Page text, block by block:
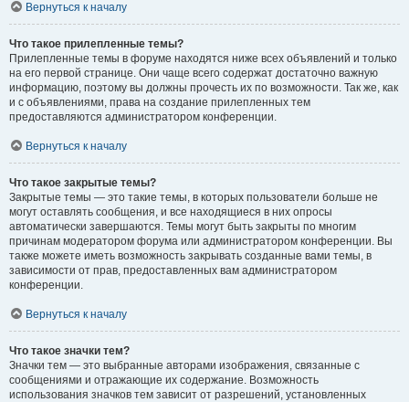
Вернуться к началу
Что такое прилепленные темы?
Прилепленные темы в форуме находятся ниже всех объявлений и только
на его первой странице. Они чаще всего содержат достаточно важную
информацию, поэтому вы должны прочесть их по возможности. Так же, как
и с объявлениями, права на создание прилепленных тем
предоставляются администратором конференции.
Вернуться к началу
Что такое закрытые темы?
Закрытые темы — это такие темы, в которых пользователи больше не
могут оставлять сообщения, и все находящиеся в них опросы
автоматически завершаются. Темы могут быть закрыты по многим
причинам модератором форума или администратором конференции. Вы
также можете иметь возможность закрывать созданные вами темы, в
зависимости от прав, предоставленных вам администратором
конференции.
Вернуться к началу
Что такое значки тем?
Значки тем — это выбранные авторами изображения, связанные с
сообщениями и отражающие их содержание. Возможность
использования значков тем зависит от разрешений, установленных